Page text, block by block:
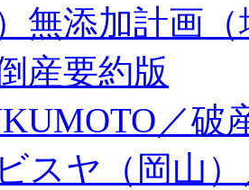
無添加計画
産要約版
／
ビスヤ（岡